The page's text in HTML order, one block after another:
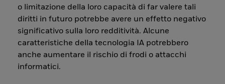
o limitazione della loro capacità di far valere tali
diritti in futuro potrebbe avere un effetto negativo
significativo sulla loro redditività. Alcune
caratteristiche della tecnologia IA potrebbero
anche aumentare il rischio di frodi o attacchi
informatici.